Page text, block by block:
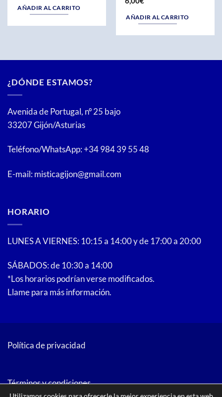
AÑADIR AL CARRITO
AÑADIR AL CARRITO
¿DÓNDE ESTAMOS?
Avenida de Portugal, nº 25 bajo
33207 Gijón/Asturias
Teléfono/WhatsApp: +34 984 39 55 48
E-mail: misticagijon@gmail.com
HORARIO
LUNES A VIERNES: 10:15 a 14:00 y de 17:00 a 20:00
SÁBADOS: de 10:30 a 14:00
*Los horarios podrían verse modificados.
Llame para más información.
Política de privacidad
Términos y condiciones